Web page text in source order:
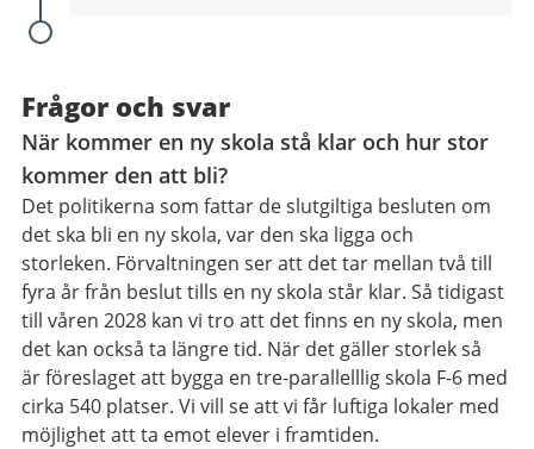
Frågor och svar
När kommer en ny skola stå klar och hur stor
kommer den att bli?
Det politikerna som fattar de slutgiltiga besluten om
det ska bli en ny skola, var den ska ligga och
storleken. Förvaltningen ser att det tar mellan två till
fyra år från beslut tills en ny skola står klar. Så tidigast
till våren 2028 kan vi tro att det finns en ny skola, men
det kan också ta längre tid. När det gäller storlek så
ärföreslaget att bygga en tre-parallelllig skola F-6 med
cirka 540 platser. Vi vill se att vi får luftiga lokaler med
möjlighet att ta emot elever i framtiden.